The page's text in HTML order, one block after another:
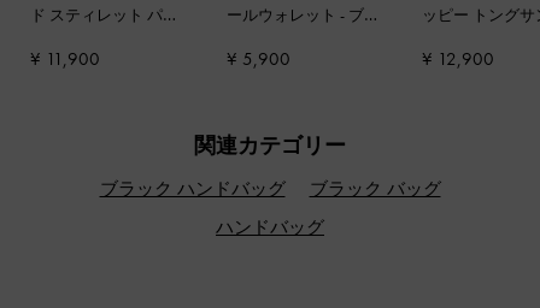
ド スティレット パン
¥ 11,900
ールウォレット - ブラ
¥ 5,900
ッピー トングサ
¥ 12,900
関連カテゴリー
ブラック ハンドバッグ
ブラック バッグ
ハンドバッグ